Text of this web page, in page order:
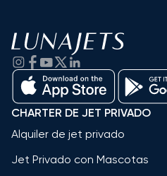
CHARTER DE JET PRIVADO
Alquiler de jet privado
Jet Privado con Mascotas